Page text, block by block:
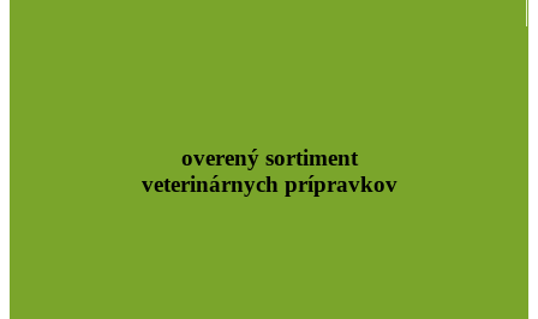
overený sortiment
veterinárnych prípravkov